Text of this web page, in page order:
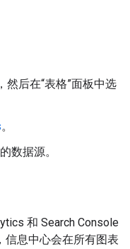
，然后在“表格”面板中选
。
数据源。
和 Search Console
信息中心会在所有图表